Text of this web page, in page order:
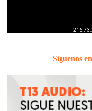
Síguenos en